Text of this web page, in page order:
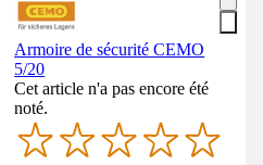
Armoire de sécurité CEMO
5/20
Cet article n'a pas encore été
noté.